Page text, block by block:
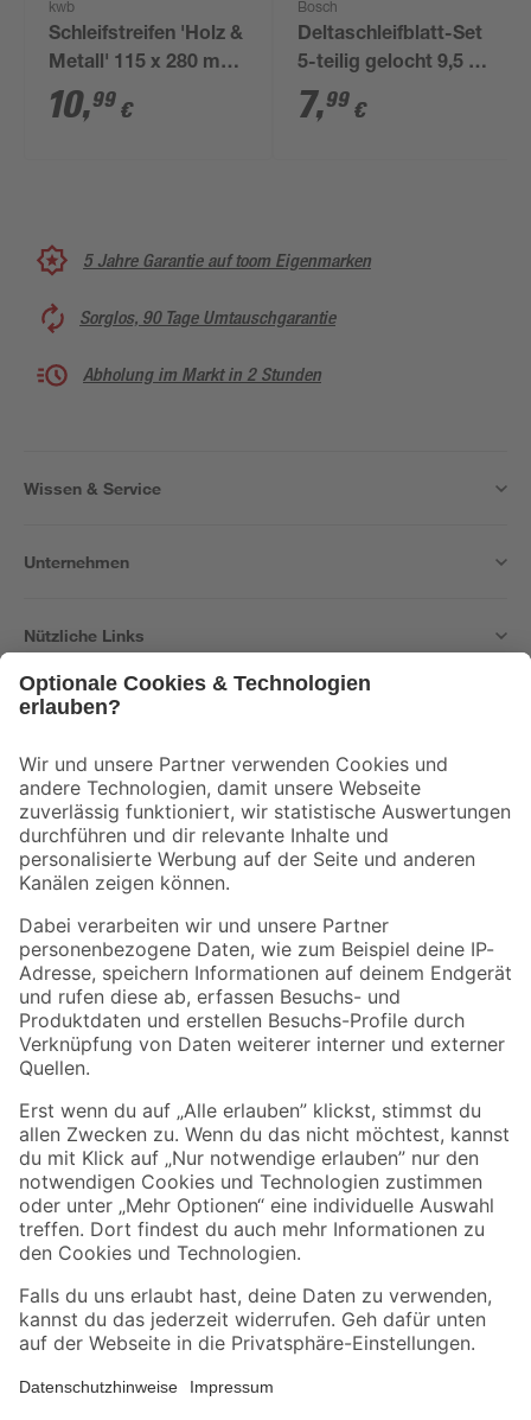
kwb
Schleifstreifen 'Holz &
Metall' 115 x 280 mm
K80 10 Stück
10,99 €
Bosch
Deltaschleifblatt-Set
5-teilig gelocht 9,5 x
13,5 cm G180
7,99 €
5 Jahre Garantie auf toom Eigenmarken
Sorglos, 90 Tage Umtauschgarantie
Abholung im Markt in 2 Stunden
Wissen & Service
Unternehmen
Nützliche Links
Der toom Newsletter: Keine Angebote und Aktionen mehr verpassen!
Zur Newsletter Anmeldung
Folge uns
Zahlungsarten Versandarten
Sicher einkaufen
Jetzt die toom-App herunterladen
Alle Preisangaben in EUR inkl. gesetzl. MwSt.. Die dargestellten Angebote sind unter
Umständen nicht in allen Märkten verfügbar. Die angegebenen Verfügbarkeiten beziehen
Produkte nur solange der Vorrat reicht.
*Paketversand ab 59 € versandkostenfrei, gilt nicht für Artikel mit Speditionsversand, hier